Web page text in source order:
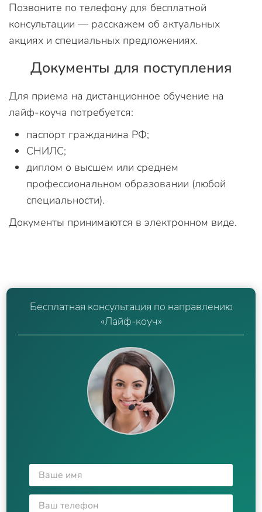
Позвоните по телефону для бесплатной
консультации — расскажем об актуальных
акциях и специальных предложениях.
Документы для поступления
Для приема на дистанционное обучение на
лайф-коуча потребуется:
паспорт гражданина РФ;
СНИЛС;
диплом о высшем или среднем
профессиональном образовании (любой
специальности).
Документы принимаются в электронном виде.
Бесплатная консультация по направлению
«Лайф-коуч»